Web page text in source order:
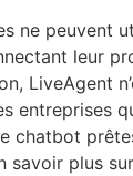
ne peuvent
leur
LiveAgent
entreprises
chatbot
savoir plus